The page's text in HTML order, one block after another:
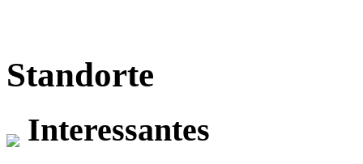
Standorte
Interessantes